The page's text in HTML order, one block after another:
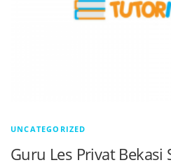
UNCATEGORIZED
Guru Les Privat Bekasi